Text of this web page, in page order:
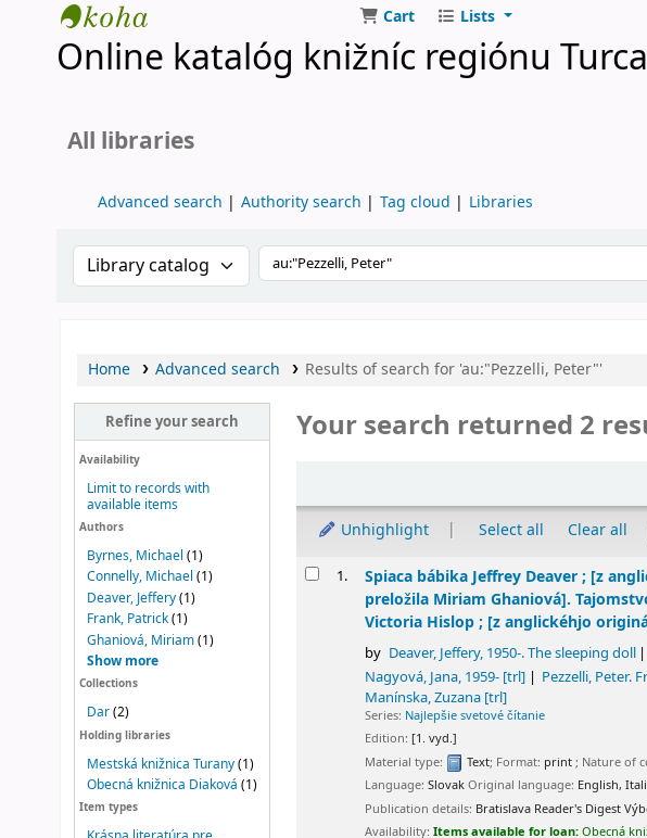
Turčianske knižnice
Cart Lists
Online katalóg knižníc regiónu Turca
All libraries
Advanced search Authority search Tag cloud Libraries
Search the catalog by:Search the catalog by keyword
Home Advanced search Results of search for 'au:"Pezzelli, Peter"'
Refine your search
Availability
Limit to records with
available items
Authors
Byrnes, Michael (1)
Connelly, Michael (1)
Deaver, Jeffery(1)
Frank, Patrick(1)
Ghaniová, Miriam(1)
Show more
Collections
Dar(2)
Holding libraries
Mestská knižnica Turany(1)
Obecná knižnica Diaková (1)
Item types
Your search returned 2
Unhighlight Select all Clear all
Results1. Spiaca bábika Jeffrey Deaver ; [z
preložila Miriam Ghaniová].
Victoria Hislop ; [z anglickéhjo
by Deaver, Jeffery, 1950-. The sleeping doll
Nagyová, Jana, 1959- [trl] Pezzelli, Peter.
Manínska, Zuzana [trl]
Series: Najlepšie svetové čítanie
Edition:[1. vyd.]
Material type:
Text; Format: print; Nature of
Language:SlovakOriginal language: English,
Publication details: Bratislava Reader's Digest
Availability:Items available for loan:Obecná